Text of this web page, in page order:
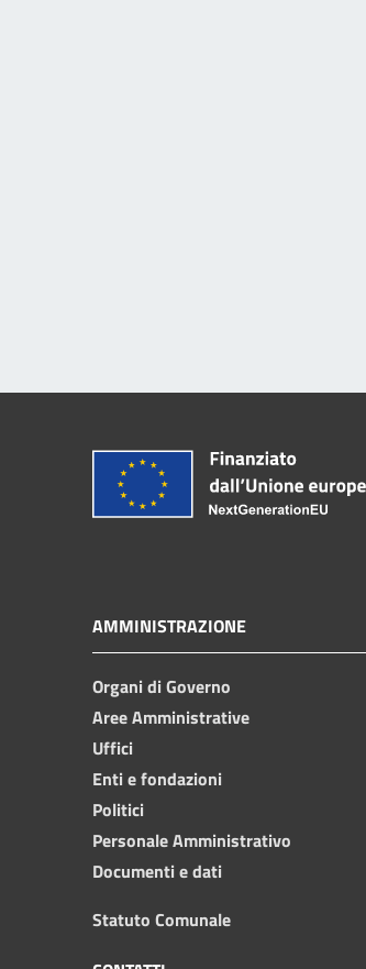
AMMINISTRAZIONE
Organi di Governo
Aree Amministrative
Uffici
Enti e fondazioni
Politici
Personale Amministrativo
Documenti e dati
Statuto Comunale